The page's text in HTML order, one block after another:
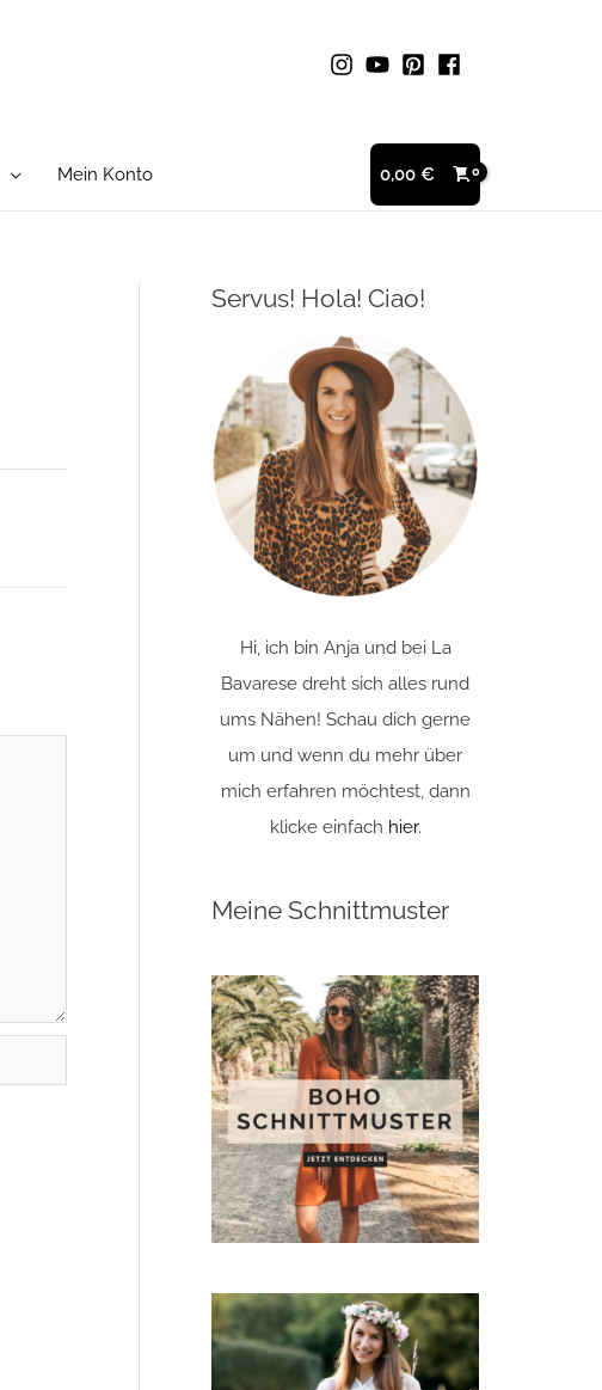
Mein Konto 0,00 €
Servus! Hola! Ciao!
Hi, ich bin Anja und bei La
Bavarese dreht sich alles rund
ums Nähen! Schau dich gerne
um und wenn du mehr über
mich erfahren möchtest, dann
klicke einfach hier.
Meine Schnittmuster